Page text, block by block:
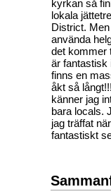
kyrkan så
lokala
District.
använda
det kommer
är fantastisk
finns en
åkt så
känner jag
bara locals.
jag träffat
fantastiskt